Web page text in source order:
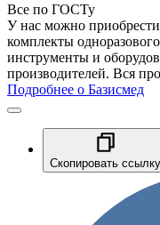
Все по ГОСТу
У нас можно приобрести
комплекты
инструменты и
производителей. Вся
Подробнее о Базисмед
Скопировать ссылку